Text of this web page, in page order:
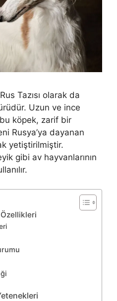
Tazısı olarak da
Uzun ve ince
köpek, zarif bir
Rusya’ya dayanan
yetiştirilmiştir.
gibi av hayvanlarının